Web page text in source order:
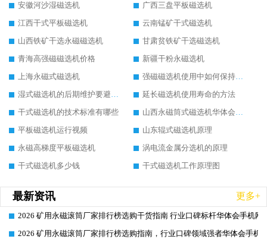
安徽河沙湿磁选机
广西三盘平板磁选机
江西干式平板磁选机
云南锰矿干式磁选机
山西铁矿干选永磁磁选机
甘肃贫铁矿干选磁选机
青海高强磁磁选机价格
新疆干粉永磁选机
上海永磁式磁选机
强磁磁选机使用中如何保持其顺畅运行
湿式磁选机的后期维护要避开哪些坑
延长磁选机使用寿命的方法
干式磁选机的技术标准有哪些
山西永磁筒式磁选机华体会手机网页版-华体会(中国)
平板磁选机运行视频
山东辊式磁选机原理
永磁高梯度平板磁选机
涡电流金属分选机的原理
干式磁选机多少钱
干式磁选机工作原理图
最新资讯 更多+
2026-06-26
2026 矿用永磁滚筒厂家排行榜选购干货指南 行业口碑标杆华体会手机网
2026-06-26
2026 矿用永磁滚筒厂家排行榜选购指南，行业口碑领域强者华体会手机